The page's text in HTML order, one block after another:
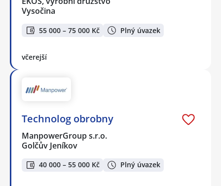
Vysočina
55 000 – 75 000 Kč Plný úvazek
včerejší
Technolog obrobny
ManpowerGroup s.r.o.
Golčův Jeníkov
40 000 – 55 000 Kč Plný úvazek